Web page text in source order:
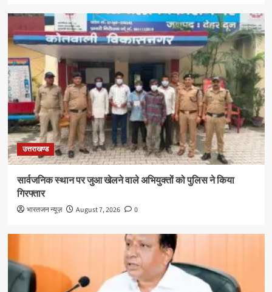
उत्तराखण्ड
सार्वजनिक स्थान पर जुआ खेलने वाले अभियुक्तों को पुलिस ने किया
गिरफ्तार
भारतजन न्यूज़ August 7, 2026 0